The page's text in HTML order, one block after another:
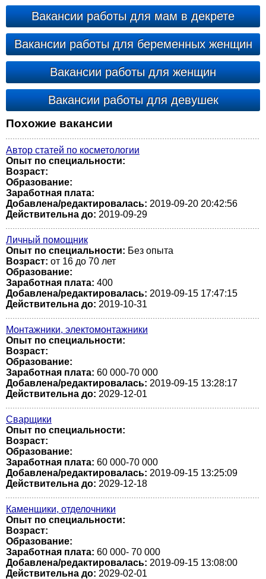
Вакансии работы для мам в декрете
Вакансии работы для беременных женщин
Вакансии работы для женщин
Вакансии работы для девушек
Похожие вакансии
Автор статей по косметологии
Опыт по специальности:
Возраст:
Образование:
Заработная плата:
Добавлена/редактировалась: 2019-09-20 20:42:56
Действительна до: 2019-09-29
Личный помощник
Опыт по специальности: Без опыта
Возраст: от 16 до 70 лет
Образование:
Заработная плата: 400
Добавлена/редактировалась: 2019-09-15 17:47:15
Действительна до: 2019-10-31
Монтажники, электомонтажники
Опыт по специальности:
Возраст:
Образование:
Заработная плата: 60 000-70 000
Добавлена/редактировалась: 2019-09-15 13:28:17
Действительна до: 2029-12-01
Сварщики
Опыт по специальности:
Возраст:
Образование:
Заработная плата: 60 000-70 000
Добавлена/редактировалась: 2019-09-15 13:25:09
Действительна до: 2029-12-18
Каменщики, отделочники
Опыт по специальности:
Возраст:
Образование:
Заработная плата: 60 000- 70 000
Добавлена/редактировалась: 2019-09-15 13:08:00
Действительна до: 2029-02-01